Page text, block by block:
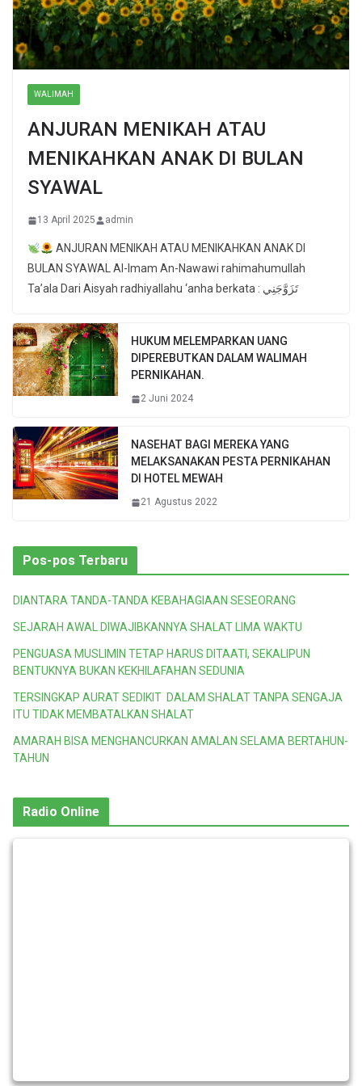
WALIMAH
ANJURAN MENIKAH ATAU
MENIKAHKAN ANAK DI BULAN
SYAWAL
13 April 2025 admin
ANJURAN MENIKAH ATAU MENIKAHKAN ANAK DI
BULAN SYAWAL Al-Imam An-Nawawi rahimahumullah
Ta’ala Dari Aisyah radhiyallahu ‘anha berkata : تَزَوَّجَنِي
HUKUM MELEMPARKAN UANG
DIPEREBUTKAN DALAM WALIMAH
PERNIKAHAN.
2 Juni 2024
NASEHAT BAGI MEREKA YANG
MELAKSANAKAN PESTA PERNIKAHAN
DI HOTEL MEWAH
21 Agustus 2022
Pos-pos Terbaru
DIANTARA TANDA-TANDA KEBAHAGIAAN SESEORANG
SEJARAH AWAL DIWAJIBKANNYA SHALAT LIMA WAKTU
PENGUASA MUSLIMIN TETAP HARUS DITAATI, SEKALIPUN
BENTUKNYA BUKAN KEKHILAFAHAN SEDUNIA
TERSINGKAP AURAT SEDIKIT DALAM SHALAT TANPA SENGAJA
ITU TIDAK MEMBATALKAN SHALAT
AMARAH BISA MENGHANCURKAN AMALAN SELAMA BERTAHUN-
TAHUN
Radio Online